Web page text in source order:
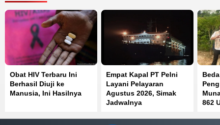
Obat HIV Terbaru Ini
Berhasil Diuji ke
Manusia, Ini Hasilnya
Empat Kapal PT Pelni
Layani Pelayaran
Agustus 2026, Simak
Jadwalnya
862